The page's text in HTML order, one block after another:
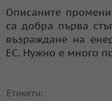
Описаните
са добра първа
възраждане на
ЕС. Нужно е много
Етикети: